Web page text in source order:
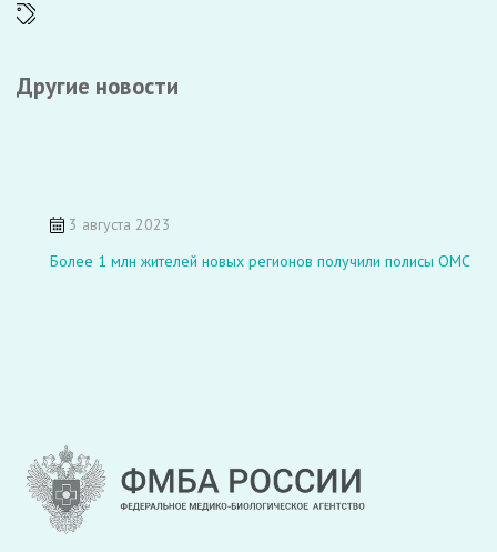
Другие новости
3 августа 2023
Более 1 млн жителей новых регионов получили полисы ОМС